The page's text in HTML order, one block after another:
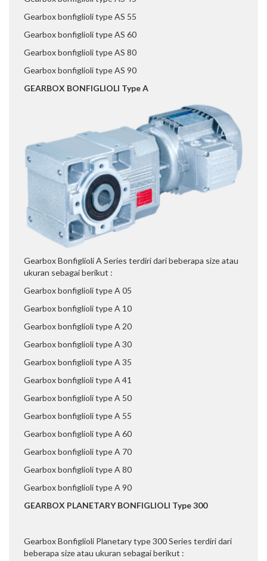
Gearbox bonfiglioli type AS 55
Gearbox bonfiglioli type AS 60
Gearbox bonfiglioli type AS 80
Gearbox bonfiglioli type AS 90
GEARBOX BONFIGLIOLI Type A
Gearbox Bonfiglioli A Series terdiri dari beberapa size atau
ukuran sebagai berikut :
Gearbox bonfiglioli type A 05
Gearbox bonfiglioli type A 10
Gearbox bonfiglioli type A 20
Gearbox bonfiglioli type A 30
Gearbox bonfiglioli type A 35
Gearbox bonfiglioli type A 41
Gearbox bonfiglioli type A 50
Gearbox bonfiglioli type A 55
Gearbox bonfiglioli type A 60
Gearbox bonfiglioli type A 70
Gearbox bonfiglioli type A 80
Gearbox bonfiglioli type A 90
GEARBOX PLANETARY BONFIGLIOLI Type 300
Gearbox Bonfiglioli Planetary type 300 Series terdiri dari
beberapa size atau ukuran sebagai berikut :